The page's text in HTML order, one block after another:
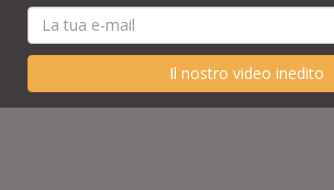
Il nostro video inedito